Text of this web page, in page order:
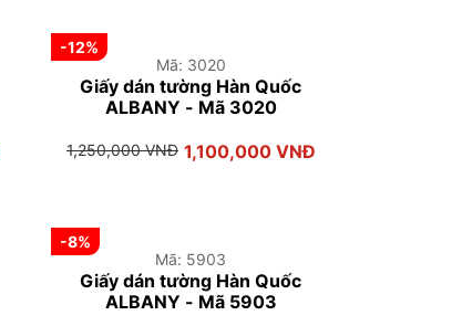
-12%
Mã: 3020
Giấy dán tường Hàn Quốc
ALBANY - Mã 3020
1,250,000 VNĐ 1,100,000 VNĐ
-8%
Mã: 5903
Giấy dán tường Hàn Quốc
ALBANY - Mã 5903